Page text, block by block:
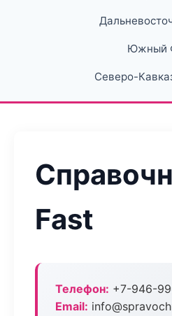
Южный
Северо-
Fast
Телефон: +7-946-
Email: